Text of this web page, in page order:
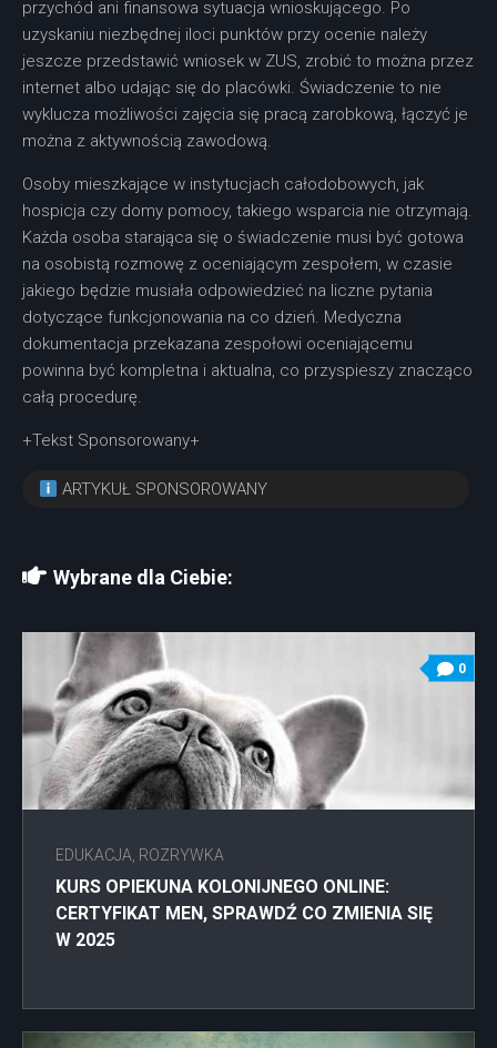
przychód ani finansowa sytuacja wnioskującego. Po
uzyskaniu niezbędnej iloci punktów przy ocenie należy
jeszcze przedstawić wniosek w ZUS, zrobić to można przez
internet albo udając się do placówki. Świadczenie to nie
wyklucza możliwości zajęcia się pracą zarobkową, łączyć je
można z aktywnością zawodową.
Osoby mieszkające w instytucjach całodobowych, jak
hospicja czy domy pomocy, takiego wsparcia nie otrzymają.
Każda osoba starająca się o świadczenie musi być gotowa
na osobistą rozmowę z oceniającym zespołem, w czasie
jakiego będzie musiała odpowiedzieć na liczne pytania
dotyczące funkcjonowania na co dzień. Medyczna
dokumentacja przekazana zespołowi oceniającemu
powinna być kompletna i aktualna, co przyspieszy znacząco
całą procedurę.
+Tekst Sponsorowany+
ARTYKUŁ SPONSOROWANY
Wybrane dla Ciebie:
0
EDUKACJA, ROZRYWKA
KURS OPIEKUNA KOLONIJNEGO ONLINE:
CERTYFIKAT MEN, SPRAWDŹ CO ZMIENIA SIĘ
W 2025